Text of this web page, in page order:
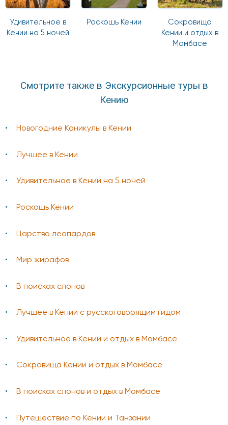
Удивительное в
Кении на 5 ночей
Роскошь Кении
Сокровища
Кении и отдых в
Момбасе
Смотрите также в Экскурсионные туры в
Кению
Новогодние Каникулы в Кении
Лучшее в Кении
Удивительное в Кении на 5 ночей
Роскошь Кении
Царство леопардов
Мир жирафов
В поисках слонов
Лучшее в Кении с русскоговорящим гидом
Удивительное в Кении и отдых в Момбасе
Сокровища Кении и отдых в Момбасе
В поисках слонов и отдых в Момбасе
Путешествие по Кении и Танзании